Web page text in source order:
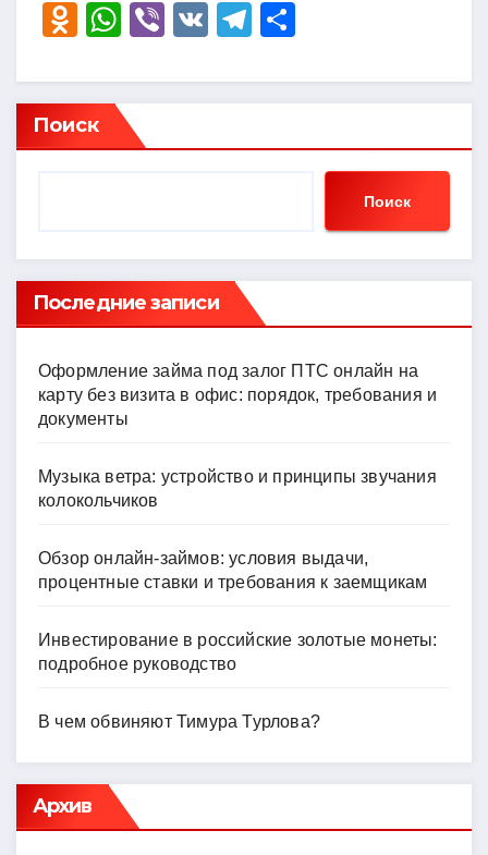
O
n
o
kl
ni
ki
W
at
s
A
Vi
er
V
T
e
a
р
в
ть
Поиск
Поиск
Последние записи
Оформление займа под залог ПТС онлайн на
карту без визита в офис: порядок, требования и
документы
Музыка ветра: устройство и принципы звучания
колокольчиков
Обзор онлайн-займов: условия выдачи,
процентные ставки и требования к заемщикам
Инвестирование в российские золотые монеты:
подробное руководство
В чем обвиняют Тимура Турлова?
Архив